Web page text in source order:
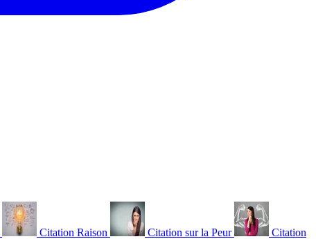
Citation Raison Citation sur la Peur Citation